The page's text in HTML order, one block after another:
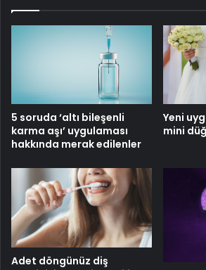
5 soruda ‘altı bileşenli
karma aşı’ uygulaması
hakkında merak edilenler
Yeni
mini
Adet döngünüz diş